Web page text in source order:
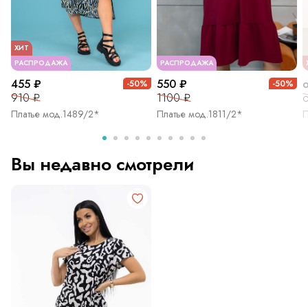
РАСПРОДАЖА
ХИТ
455 ₽
910 ₽
-50%
Платье мод.1489/2*
РАСПРОДАЖА
550 ₽
1100 ₽
-50%
Платье мод.1811/2*
Вы недавно смотрели